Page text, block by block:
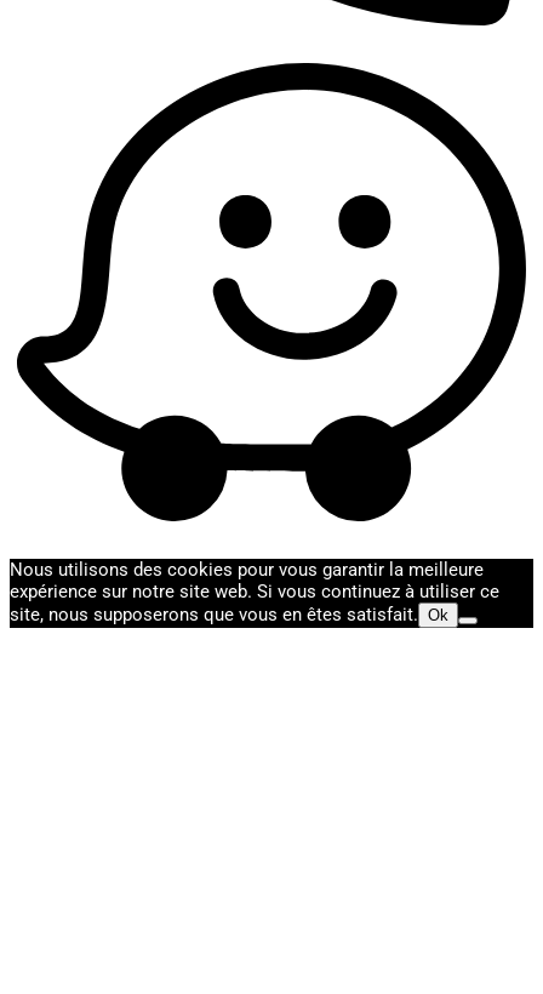
Nous utilisons des cookies pour vous garantir la meilleure
expérience sur notre site web. Si vous continuez à utiliser ce
site, nous supposerons que vous en êtes satisfait. Ok